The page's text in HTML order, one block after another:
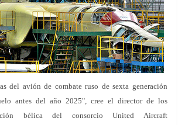
del avión de combate ruso de sexta generación
antes del año 2025", cree el director de los
bélica del consorcio United Aircraft